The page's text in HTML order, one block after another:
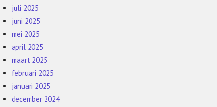
juli 2025
juni 2025
mei 2025
april 2025
maart 2025
februari 2025
januari 2025
december 2024